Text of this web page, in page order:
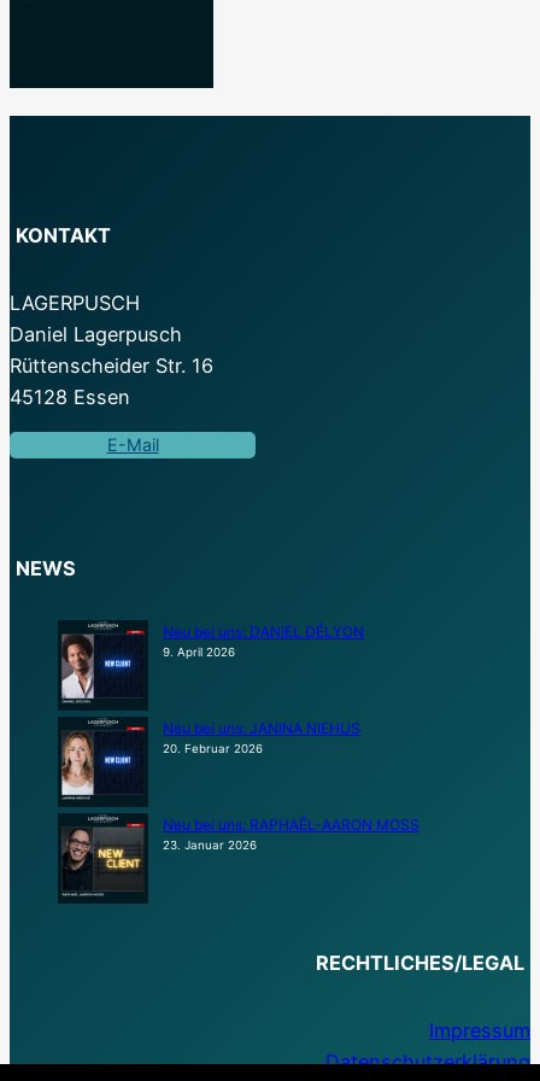
KONTAKT
LAGERPUSCH
Daniel Lagerpusch
Rüttenscheider Str. 16
45128 Essen
E-Mail
NEWS
Neu bei uns: DANIEL DÉLYON
9. April 2026
Neu bei uns: JANINA NIEHUS
20. Februar 2026
Neu bei uns: RAPHAËL-AARON MOSS
23. Januar 2026
RECHTLICHES/LEGAL
Impressum
Datenschutzerklärung